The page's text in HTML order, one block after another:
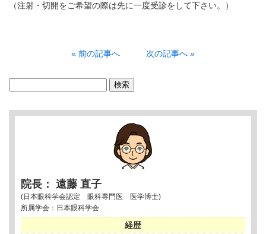
（注射・切開をご希望の際は先に一度受診をして下さい。）
« 前の記事へ 次の記事へ »
院長： 遠藤 直子
(日本眼科学会認定 眼科専門医 医学博士)
所属学会：日本眼科学会
経歴